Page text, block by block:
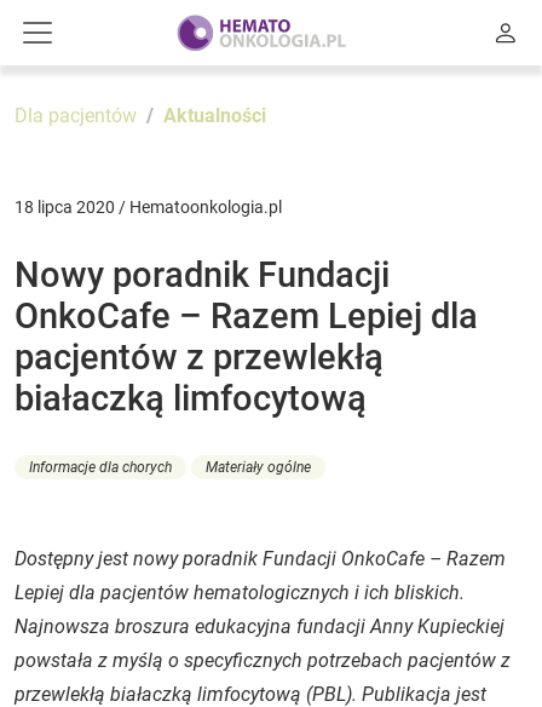
Dla pacjentów Aktualności
18 lipca 2020 / Hematoonkologia.pl
Nowy poradnik Fundacji
OnkoCafe – Razem Lepiej dla
pacjentów z przewlekłą
białaczką limfocytową
Informacje dla chorych Materiały ogólne
Dostępny jest nowy poradnik Fundacji OnkoCafe – Razem
Lepiej dla pacjentów hematologicznych i ich bliskich.
Najnowsza broszura edukacyjna fundacji Anny Kupieckiej
powstała z myślą o specyficznych potrzebach pacjentów z
przewlekłą białaczką limfocytową (PBL). Publikacja jest